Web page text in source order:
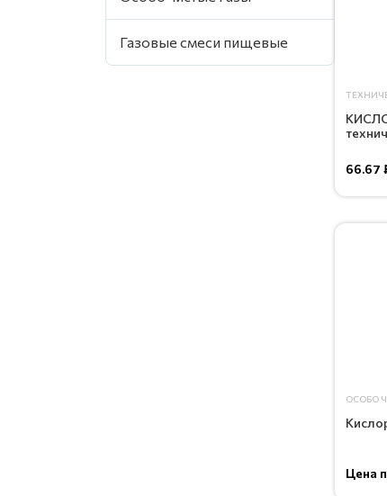
Газовые смеси пищевые
66.67
ОСОБО
Цена